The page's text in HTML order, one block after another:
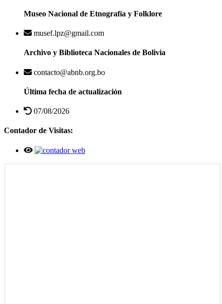
Museo Nacional de Etnografía y Folklore
musef.lpz@gmail.com
Archivo y Biblioteca Nacionales de Bolivia
contacto@abnb.org.bo
Última fecha de actualización
07/08/2026
Contador de Visitas: